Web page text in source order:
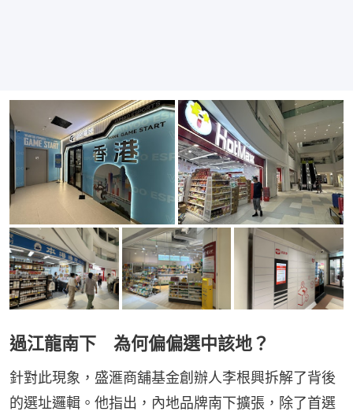
過江龍南下 為何偏偏選中該地？
針對此現象，盛滙商舖基金創辦人李根興拆解了背後
的選址邏輯。他指出，內地品牌南下擴張，除了首選